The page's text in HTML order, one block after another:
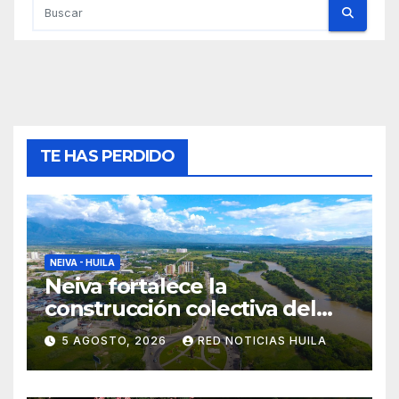
TE HAS PERDIDO
NEIVA - HUILA
Neiva fortalece la
construcción colectiva del
POT
5 AGOSTO, 2026 RED NOTICIAS HUILA